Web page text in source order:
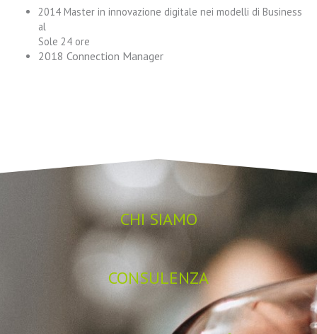
2014 Master in innovazione digitale nei modelli di Business
al
Sole 24 ore
2018 Connection Manager
CHI SIAMO
CONSULENZA